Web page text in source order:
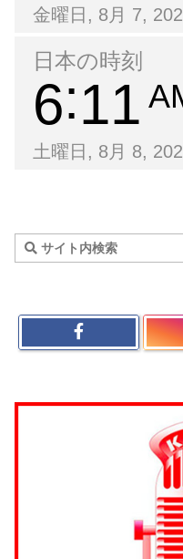
金曜日, 8月 7,
日本の時刻
6 11
土曜日, 8月 8,